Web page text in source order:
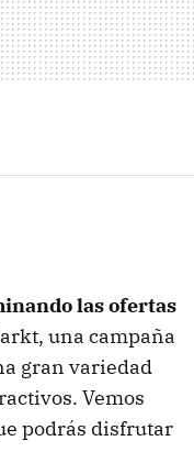
las ofertas
una campaña
gran variedad
Vemos
podrás disfrutar